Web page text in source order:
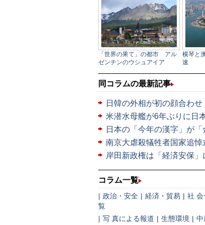
同コラムの最新記事
日韓の外相が初の顔合わ
米潜水母艦が6年ぶりに日
日本の「今年の漢字」が「
南京大虐殺犠牲者国家追悼
岸田新政権は「経済安保
コラム一覧
| 政治・安全 | 経済・貿易 | 社 会
覧
| 写 真による報道 | 生態環境 | 中